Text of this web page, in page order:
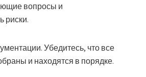
вопросы и
риски.
Убедитесь, что все
и находятся в порядке.